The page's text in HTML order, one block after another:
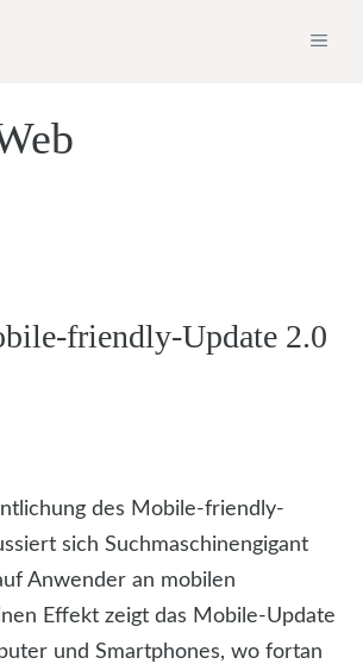
friendly-Update 2.0
des Mobile-friendly-
sich Suchmaschinengigant
Anwender an mobilen
Effekt zeigt das Mobile-Update
und Smartphones, wo fortan